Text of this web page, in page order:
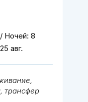
трансфер
Ночей: 8
авг.